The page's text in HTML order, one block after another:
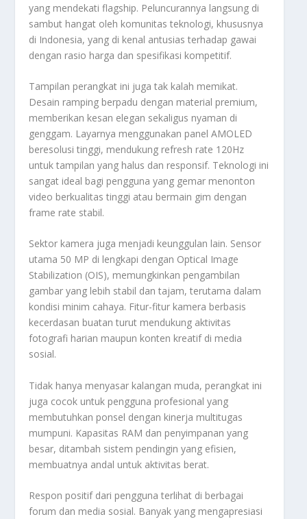
yang mendekati flagship. Peluncurannya langsung di
sambut hangat oleh komunitas teknologi, khususnya
di Indonesia, yang di kenal antusias terhadap gawai
dengan rasio harga dan spesifikasi kompetitif.
Tampilan perangkat ini juga tak kalah memikat.
Desain ramping berpadu dengan material premium,
memberikan kesan elegan sekaligus nyaman di
genggam. Layarnya menggunakan panel AMOLED
beresolusi tinggi, mendukung refresh rate 120Hz
untuk tampilan yang halus dan responsif. Teknologi ini
sangat ideal bagi pengguna yang gemar menonton
video berkualitas tinggi atau bermain gim dengan
frame rate stabil.
Sektor kamera juga menjadi keunggulan lain. Sensor
utama 50 MP di lengkapi dengan Optical Image
Stabilization (OIS), memungkinkan pengambilan
gambar yang lebih stabil dan tajam, terutama dalam
kondisi minim cahaya. Fitur-fitur kamera berbasis
kecerdasan buatan turut mendukung aktivitas
fotografi harian maupun konten kreatif di media
sosial.
Tidak hanya menyasar kalangan muda, perangkat ini
juga cocok untuk pengguna profesional yang
membutuhkan ponsel dengan kinerja multitugas
mumpuni. Kapasitas RAM dan penyimpanan yang
besar, ditambah sistem pendingin yang efisien,
membuatnya andal untuk aktivitas berat.
Respon positif dari pengguna terlihat di berbagai
forum dan media sosial. Banyak yang mengapresiasi